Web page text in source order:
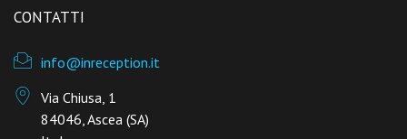
CONTATTI
info@inreception.it
Via Chiusa, 1
84046, Ascea (SA)